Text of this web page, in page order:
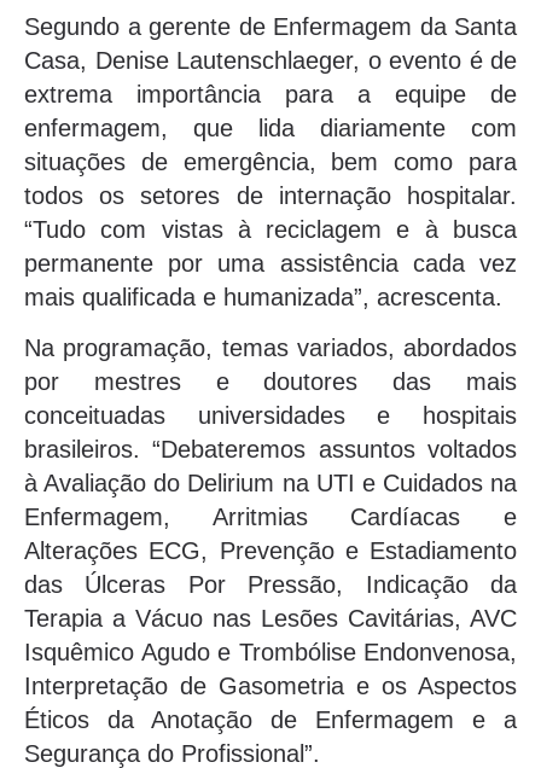
Segundo a gerente de Enfermagem da Santa
Casa, Denise Lautenschlaeger, o evento é de
extrema importância para a equipe de
enfermagem, que lida diariamente com
situações de emergência, bem como para
todos os setores de internação hospitalar.
“Tudo com vistas à reciclagem e à busca
permanente por uma assistência cada vez
mais qualificada e humanizada”, acrescenta.
Na programação, temas variados, abordados
por mestres e doutores das mais
conceituadas universidades e hospitais
brasileiros. “Debateremos assuntos voltados
à Avaliação do Delirium na UTI e Cuidados na
Enfermagem, Arritmias Cardíacas e
Alterações ECG, Prevenção e Estadiamento
das Úlceras Por Pressão, Indicação da
Terapia a Vácuo nas Lesões Cavitárias, AVC
Isquêmico Agudo e Trombólise Endonvenosa,
Interpretação de Gasometria e os Aspectos
Éticos da Anotação de Enfermagem e a
Segurança do Profissional”.